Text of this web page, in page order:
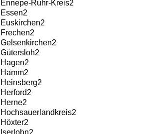
Ennepe-Ruhr-Kreis2
Essen2
Euskirchen2
Frechen2
Gelsenkirchen2
Gütersloh2
Hagen2
Hamm2
Heinsberg2
Herford2
Herne2
Hochsauerlandkreis2
Höxter2
Iserlohn2